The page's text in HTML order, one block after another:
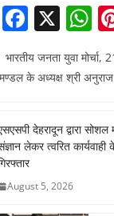
F
c
b
o
o
k
X
h
at
s
A
p
भारतीय जनता युवा मोर्चा,
मण्डल के अध्यक्ष श्री
देहरादून द्वारा सोशल
लेकर त्वरित
August 5, 2026